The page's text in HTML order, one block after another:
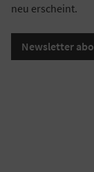
neu erscheint.
Newsletter